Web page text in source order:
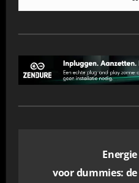
navigatieEnergie
voor dummies: de